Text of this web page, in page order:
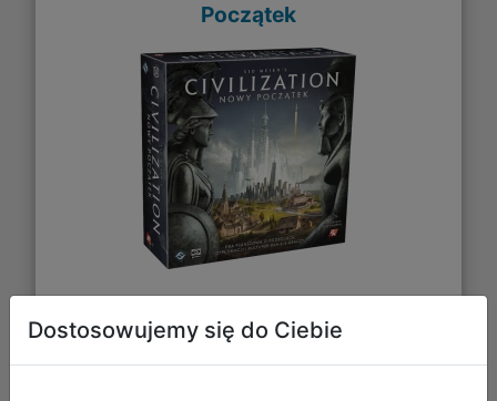
Początek
232,99 zł
DO KOSZYKA
Dostosowujemy się do Ciebie